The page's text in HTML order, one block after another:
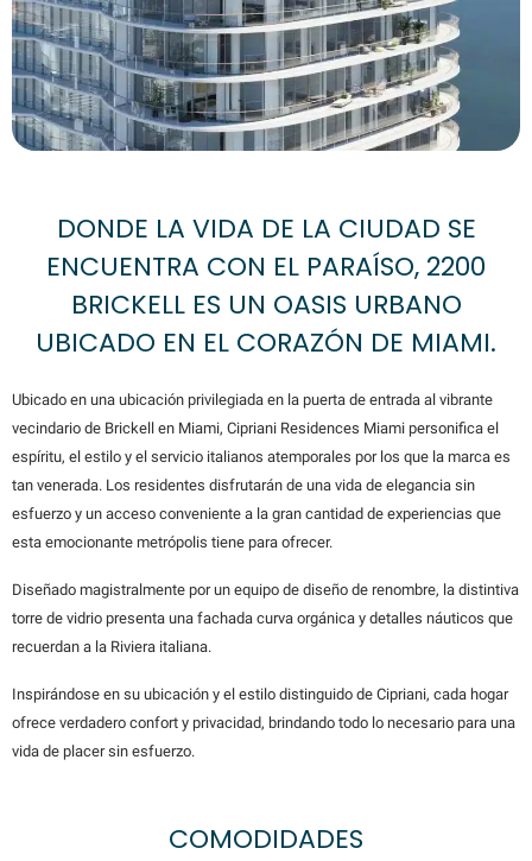
DONDE LA VIDA DE LA CIUDAD SE
ENCUENTRA CON EL PARAÍSO, 2200
BRICKELL ES UN OASIS URBANO
UBICADO EN EL CORAZÓN DE MIAMI.
Ubicado en una ubicación privilegiada en la puerta de entrada al vibrante
vecindario de Brickell en Miami, Cipriani Residences Miami personifica el
espíritu, el estilo y el servicio italianos atemporales por los que la marca es
tan venerada. Los residentes disfrutarán de una vida de elegancia sin
esfuerzo y un acceso conveniente a la gran cantidad de experiencias que
esta emocionante metrópolis tiene para ofrecer.
Diseñado magistralmente por un equipo de diseño de renombre, la distintiva
torre de vidrio presenta una fachada curva orgánica y detalles náuticos que
recuerdan a la Riviera italiana.
Inspirándose en su ubicación y el estilo distinguido de Cipriani, cada hogar
ofrece verdadero confort y privacidad, brindando todo lo necesario para una
vida de placer sin esfuerzo.
COMODIDADES